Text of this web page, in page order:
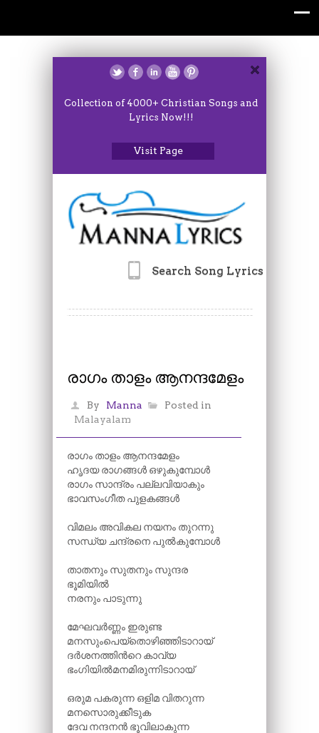
Collection of 4000+ Christian Songs and
Lyrics Now!!!
Visit Page
Search Song Lyrics
രാഗം താളം ആനന്ദമേളം
By Manna
Posted in
Malayalam
രാഗം താളം ആനന്ദമേളം
ഹൃദയ രാഗങ്ങൾ ഒഴുകുമ്പോൾ
രാഗം സാന്ദ്രം പല്ലവിയാകും
ഭാവസംഗീത പുളകങ്ങൾ
വിമലം അവികല നയനം തുറന്നു
സന്ധ്യ ചന്ദ്രനെ പുൽകുമ്പോൾ
താതനും സുതനും സുന്ദര
ഭൂമിയിൽ
നരനും പാടുന്നു
മേഘവർണ്ണം ഇരുണ്ട
മനസുംപെയ്തൊഴിഞ്ഞിടാറായ്
ദർശനത്തിന്‍റെ കാവ്യ
ഭംഗിയിൽമനമിരുന്നിടാറായ്
ഒരുമ പകരുന്ന ഒളിമ വിതറുന്ന
മനസൊരുക്കീടുക
ദേവ നന്ദനൻ ഭൂവിലാകുന്ന